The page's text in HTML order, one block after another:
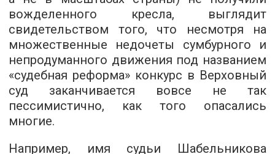
вожделенного кресла, выглядит
свидетельством того, что несмотря на
множественные недочеты сумбурного и
непродуманного движения под названием
«судебная реформа» конкурс в Верховный
суд заканчивается вовсе не так
пессимистично, как того опасались
многие.
Например, имя судьи Шабельникова